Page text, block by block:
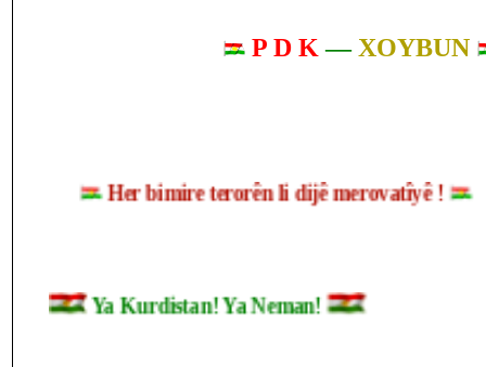
P D K— XOYBUN
Her bimire terorên li dijê merovatîyê !
Ya Kurdistan! Ya Neman!